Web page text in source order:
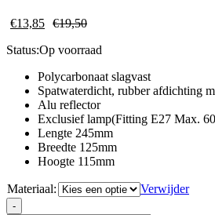
€13,85 €19,50
Status:Op voorraad
Polycarbonaat slagvast
Spatwaterdicht, rubber afdichting
Alu reflector
Exclusief lamp(Fitting E27 Max.
Lengte 245mm
Breedte 125mm
Hoogte 115mm
Materiaal:
Verwijder
BULK
-